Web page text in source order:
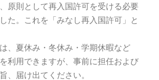
原則として再入国許可を受ける必要
た。これを「みなし再入国許可」と
、夏休み・冬休み・学期休暇など
利用できますが、事前に担任および
、届け出てください。